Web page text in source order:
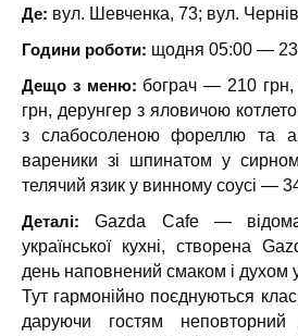
Де: вул. Шевченка, 73; вул.
Години роботи: щодня 05:00 —
Дещо з меню: бограч — 210
грн, дерунгер з яловичою
з слабосоленою фореллю та
вареники зі шпинатом у
телячий язик у винному соусі —
Деталі: Gazda Cafe —
української кухні, створена
день наповнений смаком і духом
Тут гармонійно поєднуються
даруючи гостям неповторний